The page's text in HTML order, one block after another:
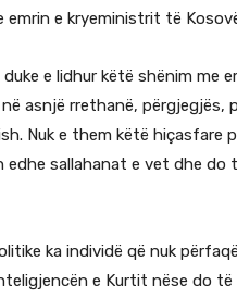
e kryeministrit të
e lidhur këtë shënim me
asnjë rrethanë, përgjegjës,
Nuk e them këtë hiçasfare
edhe sallahanat e vet dhe
ka individë që nuk
e Kurtit nëse do